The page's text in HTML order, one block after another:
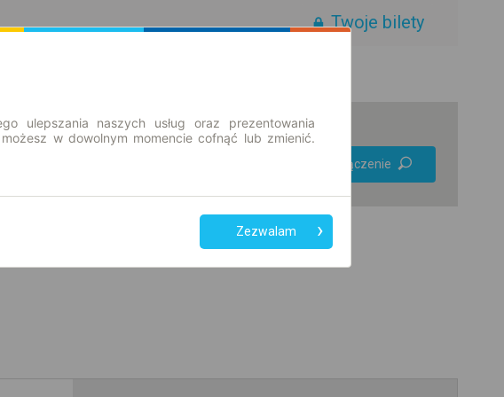
Twoje bilety
Znajdź połączenie
ulepszania naszych usług oraz prezentowania
w dowolnym momencie cofnąć lub zmienić.
Zezwalam